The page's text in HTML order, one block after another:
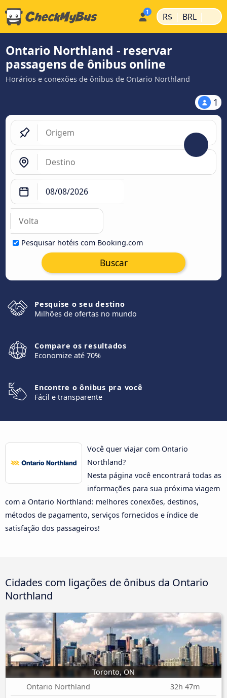
R$ | BRL |
Ontario Northland - reservar
passagens de ônibus online
Horários e conexões de ônibus de Ontario Northland
1
Pesquisar hotéis com Booking.com
Buscar
Pesquise o seu destino
Milhões de ofertas no mundo
Compare os resultados
Economize até 70%
Encontre o ônibus pra você
Fácil e transparente
Você quer viajar com Ontario
Northland?
Nesta página você encontrará todas as
informações para sua próxima viagem
com a Ontario Northland: melhores conexões, destinos,
métodos de pagamento, serviços fornecidos e índice de
satisfação dos passageiros!
Cidades com ligações de ônibus da Ontario
Northland
Toronto, ON
Ontario Northland
32h 47m